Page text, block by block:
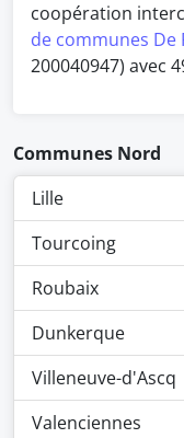
coopération
de communes
200040947) avec
Communes Nord
Lille
Tourcoing
Roubaix
Dunkerque
Villeneuve-d'Ascq
Valenciennes